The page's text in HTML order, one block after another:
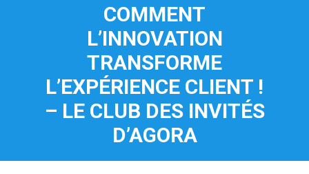
COMMENT
L’INNOVATION
TRANSFORME
L’EXPÉRIENCE CLIENT !
– LE CLUB DES INVITÉS
D’AGORA